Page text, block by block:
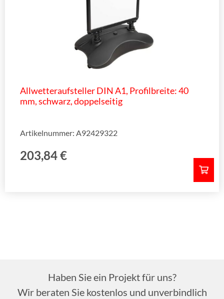
Allwetteraufsteller DIN A1, Profilbreite: 40
mm, schwarz, doppelseitig
203,84€
Artikelnummer: A92429322
Haben Sie ein Projekt für uns?
Wir beraten Sie kostenlos und unverbindlich